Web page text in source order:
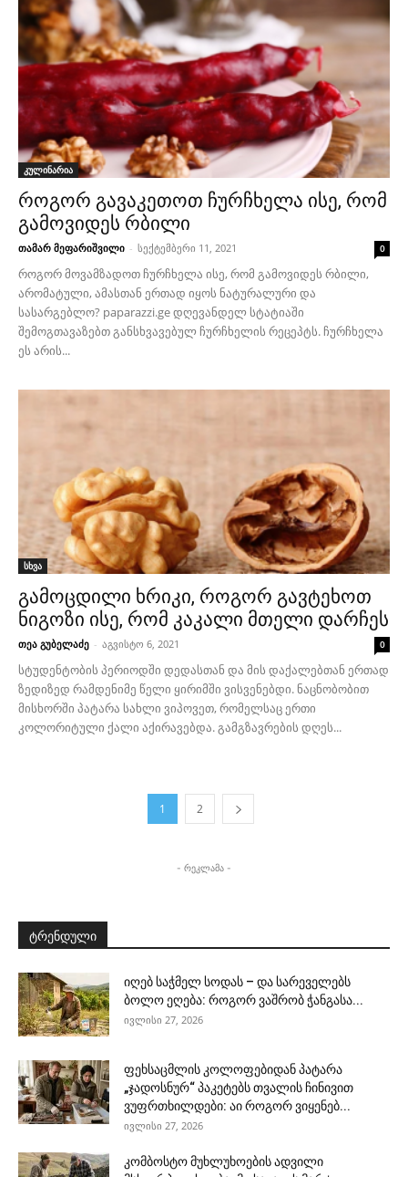
კულინარია
როგორ გავაკეთოთ ჩურჩხელა ისე, რომ
გამოვიდეს რბილი
თამარ მეფარიშვილი - სექტემბერი 11, 2021 0
როგორ მოვამზადოთ ჩურჩხელა ისე, რომ გამოვიდეს რბილი,
არომატული, ამასთან ერთად იყოს ნატურალური და
სასარგებლო? paparazzi.ge დღევანდელ სტატიაში
შემოგთავაზებთ განსხვავებულ ჩურჩხელის რეცეპტს. ჩურჩხელა
ეს არის...
სხვა
გამოცდილი ხრიკი, როგორ გავტეხოთ
ნიგოზი ისე, რომ კაკალი მთელი დარჩეს
თეა გუბელაძე - აგვისტო 6, 2021 0
სტუდენტობის პერიოდში დედასთან და მის დაქალებთან ერთად
ზედიზედ რამდენიმე წელი ყირიმში ვისვენებდი. ნაცნობობით
მისხორში პატარა სახლი ვიპოვეთ, რომელსაც ერთი
კოლორიტული ქალი აქირავებდა. გამგზავრების დღეს...
1 2
- რეკლამა -
ტრენდული
იღებ საჭმელ სოდას – და სარეველებს
ბოლო ეღება: როგორ ვაშრობ ჭანგასა...
ივლისი 27, 2026
ფეხსაცმლის კოლოფებიდან პატარა
„ჯადოსნურ“ პაკეტებს თვალის ჩინივით
ვუფრთხილდები: აი როგორ ვიყენებ...
ივლისი 27, 2026
კომბოსტო მუხლუხოების ადვილი